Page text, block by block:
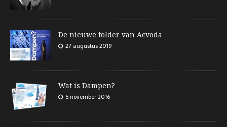
De nieuwe folder van Acvoda
27 augustus 2019
Wat is Dampen?
5 november 2016